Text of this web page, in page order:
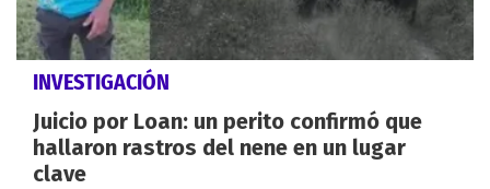
INVESTIGACIÓN
Juicio por Loan: un perito confirmó que
hallaron rastros del nene en un lugar
clave